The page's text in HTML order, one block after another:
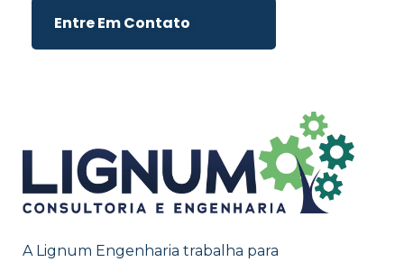
Entre Em Contato
A Lignum Engenharia trabalha para